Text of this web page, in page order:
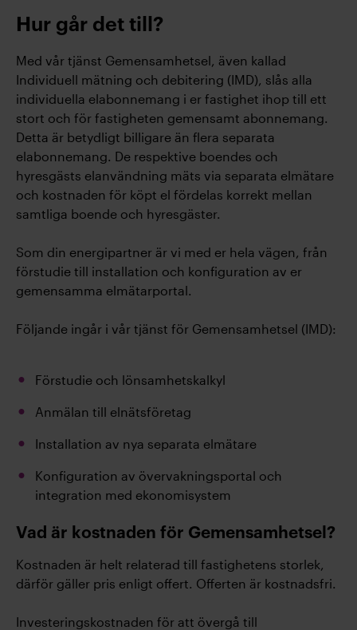
Hur går det till?
Med vår tjänst Gemensamhetsel, även kallad
Individuell mätning och debitering (IMD), slås alla
individuella elabonnemang i er fastighet ihop till ett
stort och för fastigheten gemensamt abonnemang.
Detta är betydligt billigare än flera separata
elabonnemang. De respektive boendes och
hyresgästs elanvändning mäts via separata elmätare
och kostnaden för köpt el fördelas korrekt mellan
samtliga boende och hyresgäster.
Som din energipartner är vi med er hela vägen, från
förstudie till installation och konfiguration av er
gemensamma elmätarportal.
Följande ingår i vår tjänst för Gemensamhetsel (IMD):
Förstudie och lönsamhetskalkyl
Anmälan till elnätsföretag
Installation av nya separata elmätare
Konfiguration av övervakningsportal och
integration med ekonomisystem
Vad är kostnaden för Gemensamhetsel?
Kostnaden är helt relaterad till fastighetens storlek,
därför gäller pris enligt offert. Offerten är kostnadsfri.
Investeringskostnaden för att övergå till